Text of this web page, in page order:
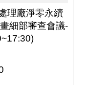
理廠淨零永續
細部審查會議-